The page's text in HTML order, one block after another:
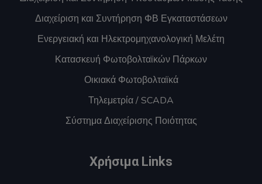
Διαχείριση και Συντήρηση ΦΒ Εγκαταστάσεων
Ενεργειακή και Ηλεκτρομηχανολογική Μελέτη
Κατασκευή Φωτοβολταϊκών Πάρκων
Οικιακά Φωτοβολταϊκά
Τηλεμετρία / SCADA
Σύστημα Διαχείρισης Ποιότητας
Χρήσιμα Links